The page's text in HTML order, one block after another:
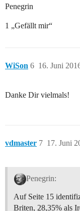
Penegrin
1 „Gefällt mir“
WiSon 16. Juni
6
Danke Dir vielmals!
vdmaster 17. Juni
7
Penegrin:
Auf Seite 15
Briten, 28,35% als